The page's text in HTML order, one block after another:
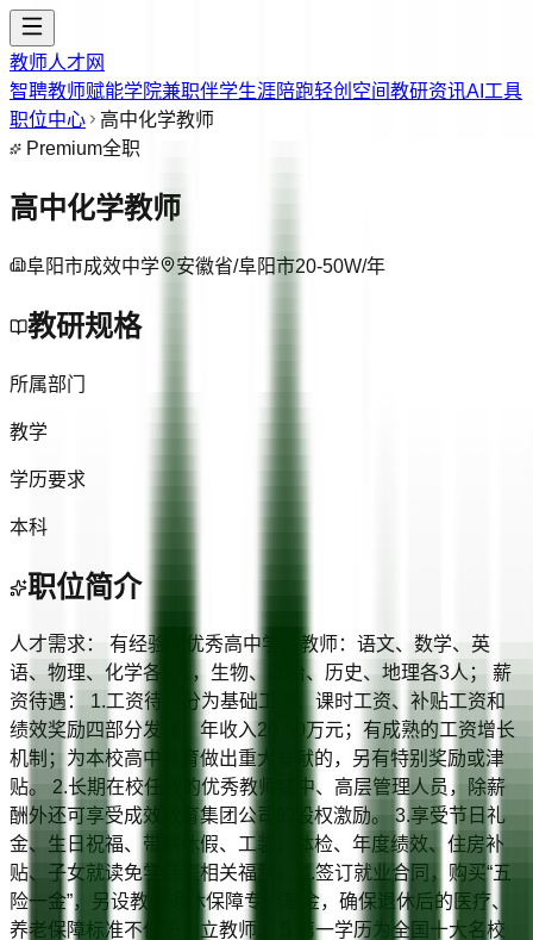
教师人才网
智聘教师赋能学院兼职伴学生涯陪跑轻创空间教研资讯AI工具
职位中心
高中化学教师
Premium全职
高中化学教师
阜阳市成效中学 安徽省/阜阳市20-50W/年
教研规格
所属部门
教学
学历要求
本科
职位简介
人才需求： 有经验的优秀高中学科教师：语文、数学、英
语、物理、化学各5人，生物、政治、历史、地理各3人； 薪
资待遇： 1.工资待遇分为基础工资、课时工资、补贴工资和
绩效奖励四部分发放，年收入20-50万元；有成熟的工资增长
机制；为本校高中教育做出重大贡献的，另有特别奖励或津
贴。 2.长期在校任教的优秀教师或中、高层管理人员，除薪
酬外还可享受成效教育集团公司的股权激励。 3.享受节日礼
金、生日祝福、带薪休假、工装、体检、年度绩效、住房补
贴、子女就读免学费等相关福利。 4.签订就业合同，购买“五
险一金”，另设教师退休保障专用基金，确保退休后的医疗、
养老保障标准不低于公立教师。 5.第一学历为全国十大名校